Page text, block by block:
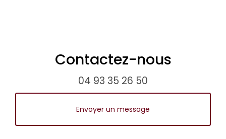
Contactez-nous
04 93 35 26 50
Envoyer un message